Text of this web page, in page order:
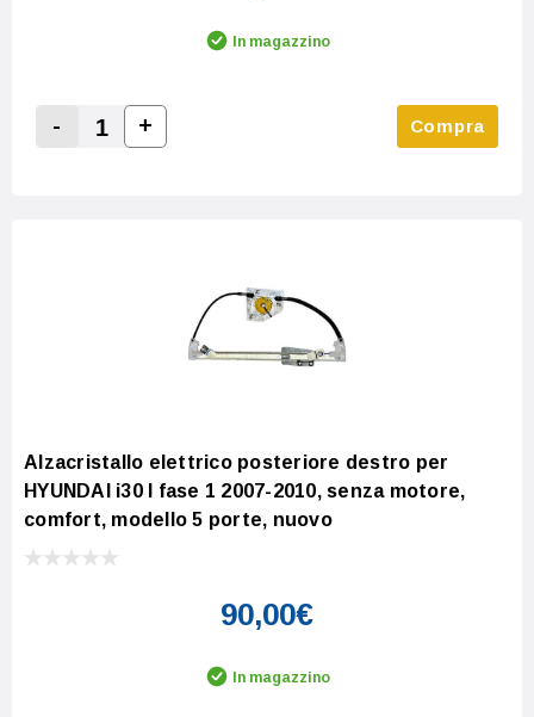
In magazzino
Decrease Quantity:
-
Increase Quantity:
+ Compra
Alzacristallo elettrico posteriore destro per
HYUNDAI i30 I fase 1 2007-2010, senza motore,
comfort, modello 5 porte, nuovo
90,00€
In magazzino